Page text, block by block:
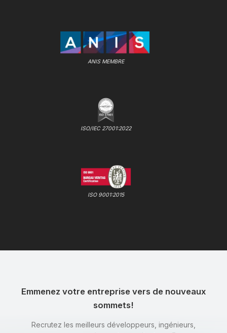
ANIS MEMBRE
ISO/IEC 27001:2022
ISO 9001:2015
Emmenez votre entreprise vers de nouveaux
sommets!
Recrutez les meilleurs développeurs, ingénieurs,